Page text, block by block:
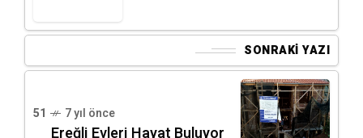
SONRAKI YAZI
51 7 yıl önce